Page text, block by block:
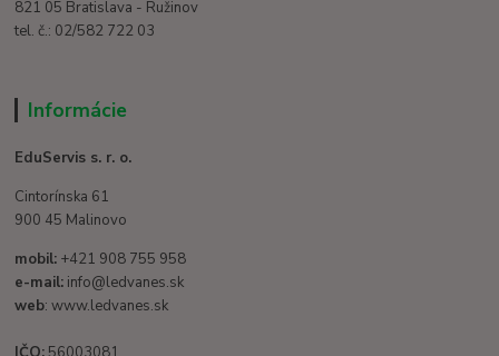
821 05 Bratislava - Ružinov
tel. č.: 02/582 722 03
Informácie
EduServis s. r. o.
Cintorínska 61
900 45 Malinovo
mobil: +421 908 755 958
e-mail: info@ledvanes.sk
web: www.ledvanes.sk